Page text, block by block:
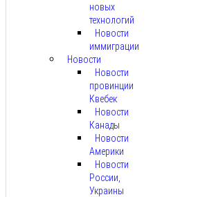
новых
технологий
Новости
иммиграции
Новости
Новости
провинции
Квебек
Новости
Канады
Новости
Америки
Новости
России,
Украины